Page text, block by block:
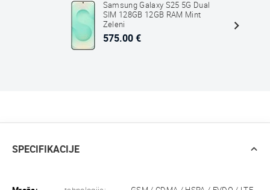
Samsung Galaxy S25 5G Dual
SIM 128GB 12GB RAM Mint
Zeleni
575.00 €
SPECIFIKACIJE